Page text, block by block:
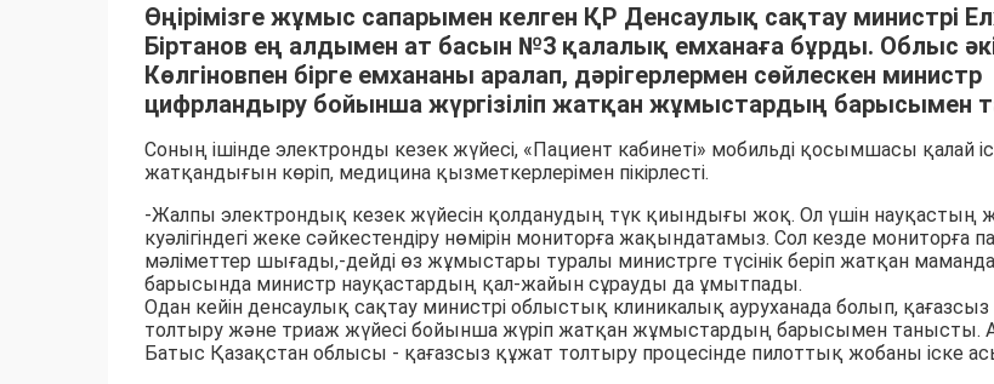
Өңірімізге жұмыс сапарымен келген ҚР Денсаулық сақтау министрі
Біртанов ең алдымен ат басын №3 қалалық емханаға бұрды. Облыс
Көлгіновпен бірге емхананы аралап, дәрігерлермен сөйлескен министр
цифрландыру бойынша жүргізіліп жатқан жұмыстардың барысымен
Соның ішінде электронды кезек жүйесі, «Пациент кабинеті» мобильді қосымшасы қалай
жатқандығын көріп, медицина қызметкерлерімен пікірлесті.
-Жалпы электрондық кезек жүйесін қолданудың түк қиындығы жоқ. Ол үшін науқастың
куәлігіндегі жеке сәйкестендіру нөмірін мониторға жақындатамыз. Сол кезде мониторға
мәліметтер шығады,-дейді өз жұмыстары туралы министрге түсінік беріп жатқан
барысында министр науқастардың қал-жайын сұрауды да ұмытпады.
Одан кейін денсаулық сақтау министрі облыстық клиникалық ауруханада болып,
толтыру және триаж жүйесі бойынша жүріп жатқан жұмыстардың барысымен танысты.
Батыс Қазақстан облысы - қағазсыз құжат толтыру процесінде пилоттық жобаны іске